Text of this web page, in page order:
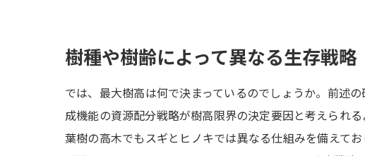
樹種や樹齢によって異なる生存戦略
では、最大樹高は何で決まっているのでしょうか。前述
成機能の資源配分戦略が樹高限界の決定要因と考えられ
葉樹の高木でもスギとヒノキでは異なる仕組みを備えて